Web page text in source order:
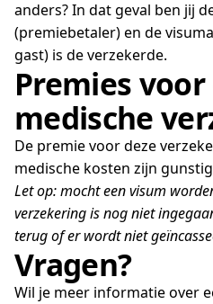
anders? In dat geval ben jij
(premiebetaler) en de
gast) is de verzekerde.
Premies voor
medische
De premie voor deze
medische kosten zijn
Let op: mocht een visum
verzekering is nog niet
terug of er wordt niet
Vragen?
Wil je meer informatie over